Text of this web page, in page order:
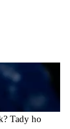
Tady ho